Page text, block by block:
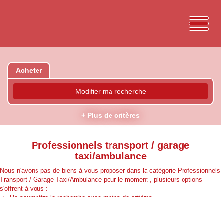
Acheter
Modifier ma recherche
+ Plus de critères
Professionnels transport / garage
taxi/ambulance
Nous n'avons pas de biens à vous proposer dans la catégorie Professionnels
Transport / Garage Taxi/Ambulance pour le moment , plusieurs options
s'offrent à vous :